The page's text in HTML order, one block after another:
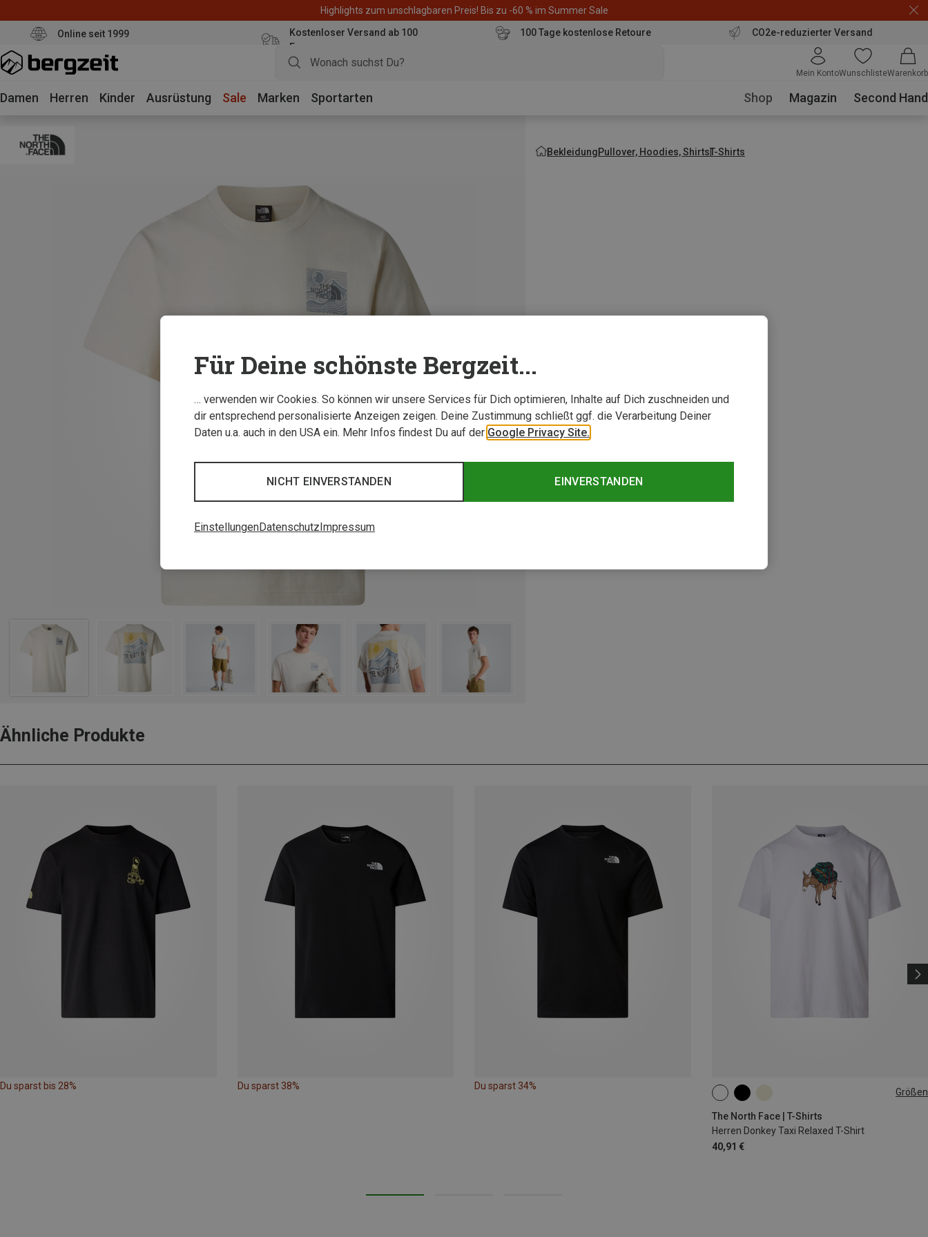
Highlights zum unschlagbaren Preis! Bis zu -60 % im Summer Sale
Online seit 1999
Kostenloser Versand ab 100
Euro
100 Tage kostenlose Retoure CO2e-reduzierter Versand
Mein KontoWunschlisteWarenkorb
Damen Herren Kinder Ausrüstung Sale Marken Sportarten Shop Magazin Second Hand
BekleidungPullover, Hoodies, ShirtsT-Shirts
Ähnliche Produkte
Du sparst bis 28% Du sparst 38% Du sparst 34%
Größen
The North Face | T-Shirts
Herren Donkey Taxi Relaxed T-Shirt
40,91 €
S M
Für Deine schönste Bergzeit...
… verwenden wir Cookies. So können wir unsere Services für Dich optimieren, Inhalte auf Dich zuschneiden und
dir entsprechend personalisierte Anzeigen zeigen. Deine Zustimmung schließt ggf. die Verarbeitung Deiner
Daten u.a. auch in den USA ein. Mehr Infos findest Du auf der Google Privacy Site.
EINVERSTANDEN
NICHT EINVERSTANDEN
EinstellungenDatenschutz Impressum